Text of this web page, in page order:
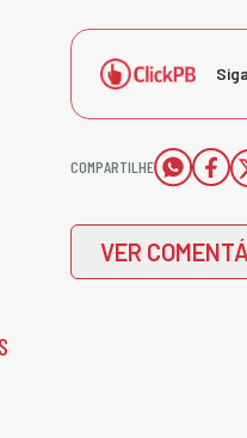
COMPARTILHE
VER